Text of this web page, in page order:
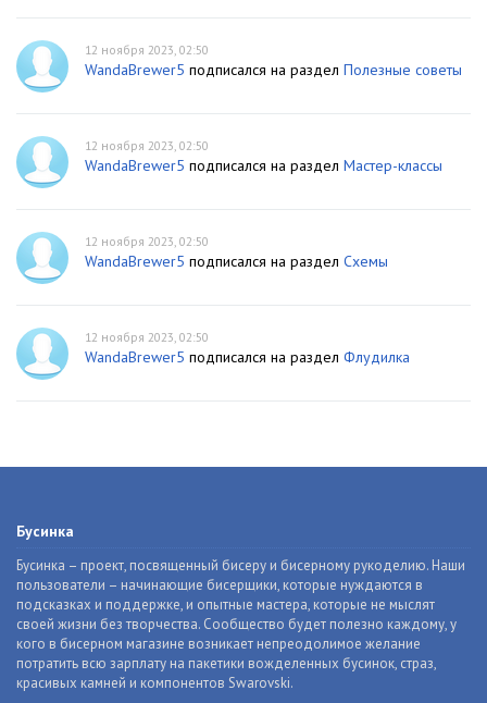
12 ноября 2023, 02:50
WandaBrewer5 подписался на раздел Полезные советы
12 ноября 2023, 02:50
WandaBrewer5 подписался на раздел Мастер-классы
12 ноября 2023, 02:50
WandaBrewer5 подписался на раздел Схемы
12 ноября 2023, 02:50
WandaBrewer5 подписался на раздел Флудилка
Бусинка
Бусинка – проект, посвященный бисеру и бисерному рукоделию. Наши
пользователи – начинающие бисерщики, которые нуждаются в
подсказках и поддержке, и опытные мастера, которые не мыслят
своей жизни без творчества. Сообщество будет полезно каждому, у
кого в бисерном магазине возникает непреодолимое желание
потратить всю зарплату на пакетики вожделенных бусинок, страз,
красивых камней и компонентов Swarovski.